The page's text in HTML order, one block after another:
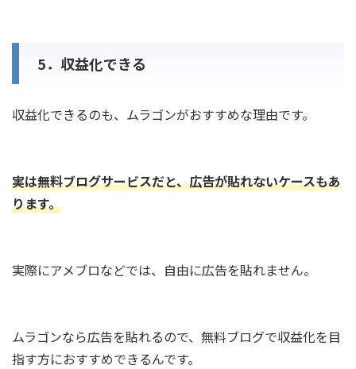
5．収益化できる
収益化できるのも、ムラゴンがおすすめな理由です。
実は無料ブログサービスだと、広告が貼れないケースもあ
ります。
実際にアメブロなどでは、自由に広告を貼れません。
ムラゴンなら広告を貼れるので、無料ブログで収益化を目
指す方におすすめできるんです。